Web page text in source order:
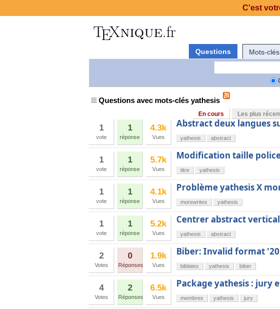
Questions Mots-clés
Questions avec mots-clés yathesis
En cours Les plus
1
vote
1
réponse
4.3k
Vues
Abstract deux langues
yathesis abstract
1
vote
1
réponse
5.7k
Vues
Modification taille
titre yathesis
1
vote
1
réponse
4.1k
Vues
Problème yathesis X
morewrites yathesis
1
vote
1
réponse
5.2k
Vues
Centrer abstract
yathesis abstract
2
Votes
0
Réponses
1.9k
Vues
Biber: Invalid format
biblatex yathesis biber
4
Votes
2
Réponses
6.5k
Vues
Package yathesis : jury
membres yathesis jury
C'est